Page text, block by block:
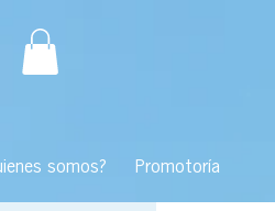
somos? Promotoría